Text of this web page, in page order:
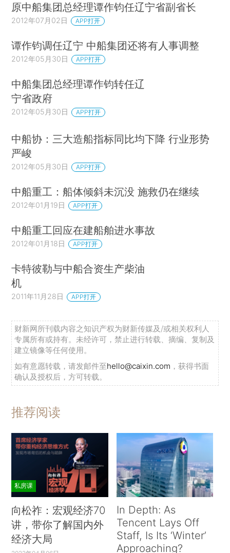
原中船集团总经理谭作钧任辽宁省副省长
2012年07月02日 APP打开
谭作钧调任辽宁 中船集团还将有人事调整
2012年05月30日 APP打开
中船集团总经理谭作钧转任辽
宁省政府
2012年05月30日 APP打开
中船协：三大造船指标同比均下降 行业形势
严峻
2012年05月30日 APP打开
中船重工：船体倾斜未沉没 施救仍在继续
2012年01月19日 APP打开
中船重工回应在建船舶进水事故
2012年01月18日 APP打开
卡特彼勒与中船合资生产柴油
机
2011年11月28日 APP打开
财新网所刊载内容之知识产权为财新传媒及/或相关权利人
专属所有或持有。未经许可，禁止进行转载、摘编、复制及
建立镜像等任何使用。
如有意愿转载，请发邮件至hello@caixin.com ，获得书面
确认及授权后，方可转载。
推荐阅读
私房课
向松祚：宏观经济70
讲，带你了解国内外
经济大局
In Depth: As
Tencent Lays Off
Staff, Is Its ‘Winter’
Approaching?